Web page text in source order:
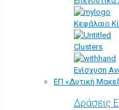
Κεφάλαιο
Clusters
Ενίσχυση
ΕΠ «Δυτική
Δράσεις